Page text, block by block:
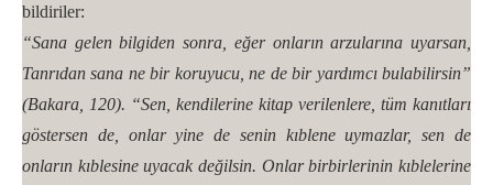
bildiriler:
“Sana gelen bilgiden sonra, eğer onların arzularına uyarsan,
Tanrıdan sana ne bir koruyucu, ne de bir yardımcı bulabilirsin”
(Bakara, 120). “Sen, kendilerine kitap verilenlere, tüm kanıtları
göstersen de, onlar yine de senin kıblene uymazlar, sen de
onların kıblesine uyacak değilsin. Onlar birbirlerinin kıblelerine